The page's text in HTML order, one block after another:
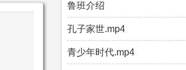
鲁班介绍
孔子家世.mp4
青少年时代.mp4